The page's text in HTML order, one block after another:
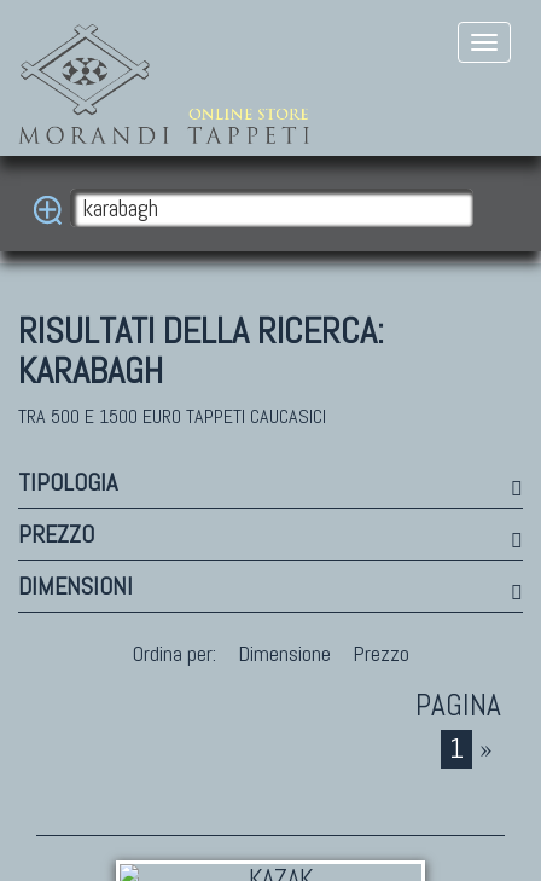
RISULTATI DELLA RICERCA:
KARABAGH
TRA 500 E 1500 EURO TAPPETI CAUCASICI
TIPOLOGIA
PREZZO
DIMENSIONI
Ordina per: Dimensione Prezzo
1 »